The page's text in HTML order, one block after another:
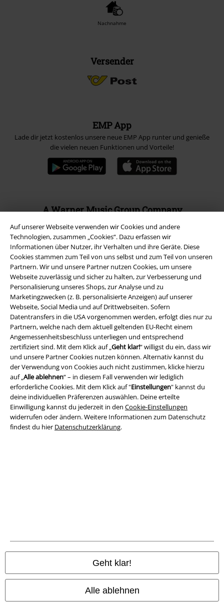
Auf unserer Webseite verwenden wir Cookies und andere
Technologien, zusammen „Cookies“. Dazu erfassen wir
Informationen über Nutzer, ihr Verhalten und ihre Geräte. Diese
Cookies stammen zum Teil von uns selbst und zum Teil von unseren
Partnern. Wir und unsere Partner nutzen Cookies, um unsere
Webseite zuverlässig und sicher zu halten, zur Verbesserung und
Personalisierung unseres Shops, zur Analyse und zu
Marketingzwecken (z. B. personalisierte Anzeigen) auf unserer
Webseite, Social Media und auf Drittwebseiten. Sofern
Datentransfers in die USA vorgenommen werden, erfolgt dies nur zu
Partnern, welche nach dem aktuell geltenden EU-Recht einem
Angemessenheitsbeschluss unterliegen und entsprechend
zertifiziert sind. Mit dem Klick auf „Geht klar!“ willigst du ein, dass wir
und unsere Partner Cookies nutzen können. Alternativ kannst du
der Verwendung von Cookies auch nicht zustimmen, klicke hierzu
auf „Alle ablehnen“ – in diesem Fall verwenden wir lediglich
erforderliche Cookies. Mit dem Klick auf "Einstellungen" kannst du
deine individuellen Präferenzen auswählen. Deine erteilte
Einwilligung kannst du jederzeit in den Cookie-Einstellungen
widerrufen oder ändern. Weitere Informationen zum Datenschutz
findest du hier Datenschutzerklärung.
Geht klar!
Alle ablehnen
Nachnahme
Versender
EMP App
Lade dir jetzt kostenlos unsere neue EMP App runter und genieße
die vielen neuen Funktionen und Vorteile!
A Warner Music Group Company
Rechtliches
AGB
Impressum
Datenschutz
Alle Preise inkl. gesetzlicher Mehrwertsteuer, zzgl.Versandkosten
© 1986-2026 E.M.P. Merchandising HGmbH